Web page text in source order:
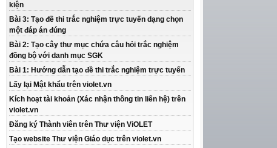
kiện
Bài 3: Tạo đề thi trắc nghiệm trực tuyến dạng chọn
một đáp án đúng
Bài 2: Tạo cây thư mục chứa câu hỏi trắc nghiệm
đồng bộ với danh mục SGK
Bài 1: Hướng dẫn tạo đề thi trắc nghiệm trực tuyến
Lấy lại Mật khẩu trên violet.vn
Kích hoạt tài khoản (Xác nhận thông tin liên hệ) trên
violet.vn
Đăng ký Thành viên trên Thư viện ViOLET
Tạo website Thư viện Giáo dục trên violet.vn